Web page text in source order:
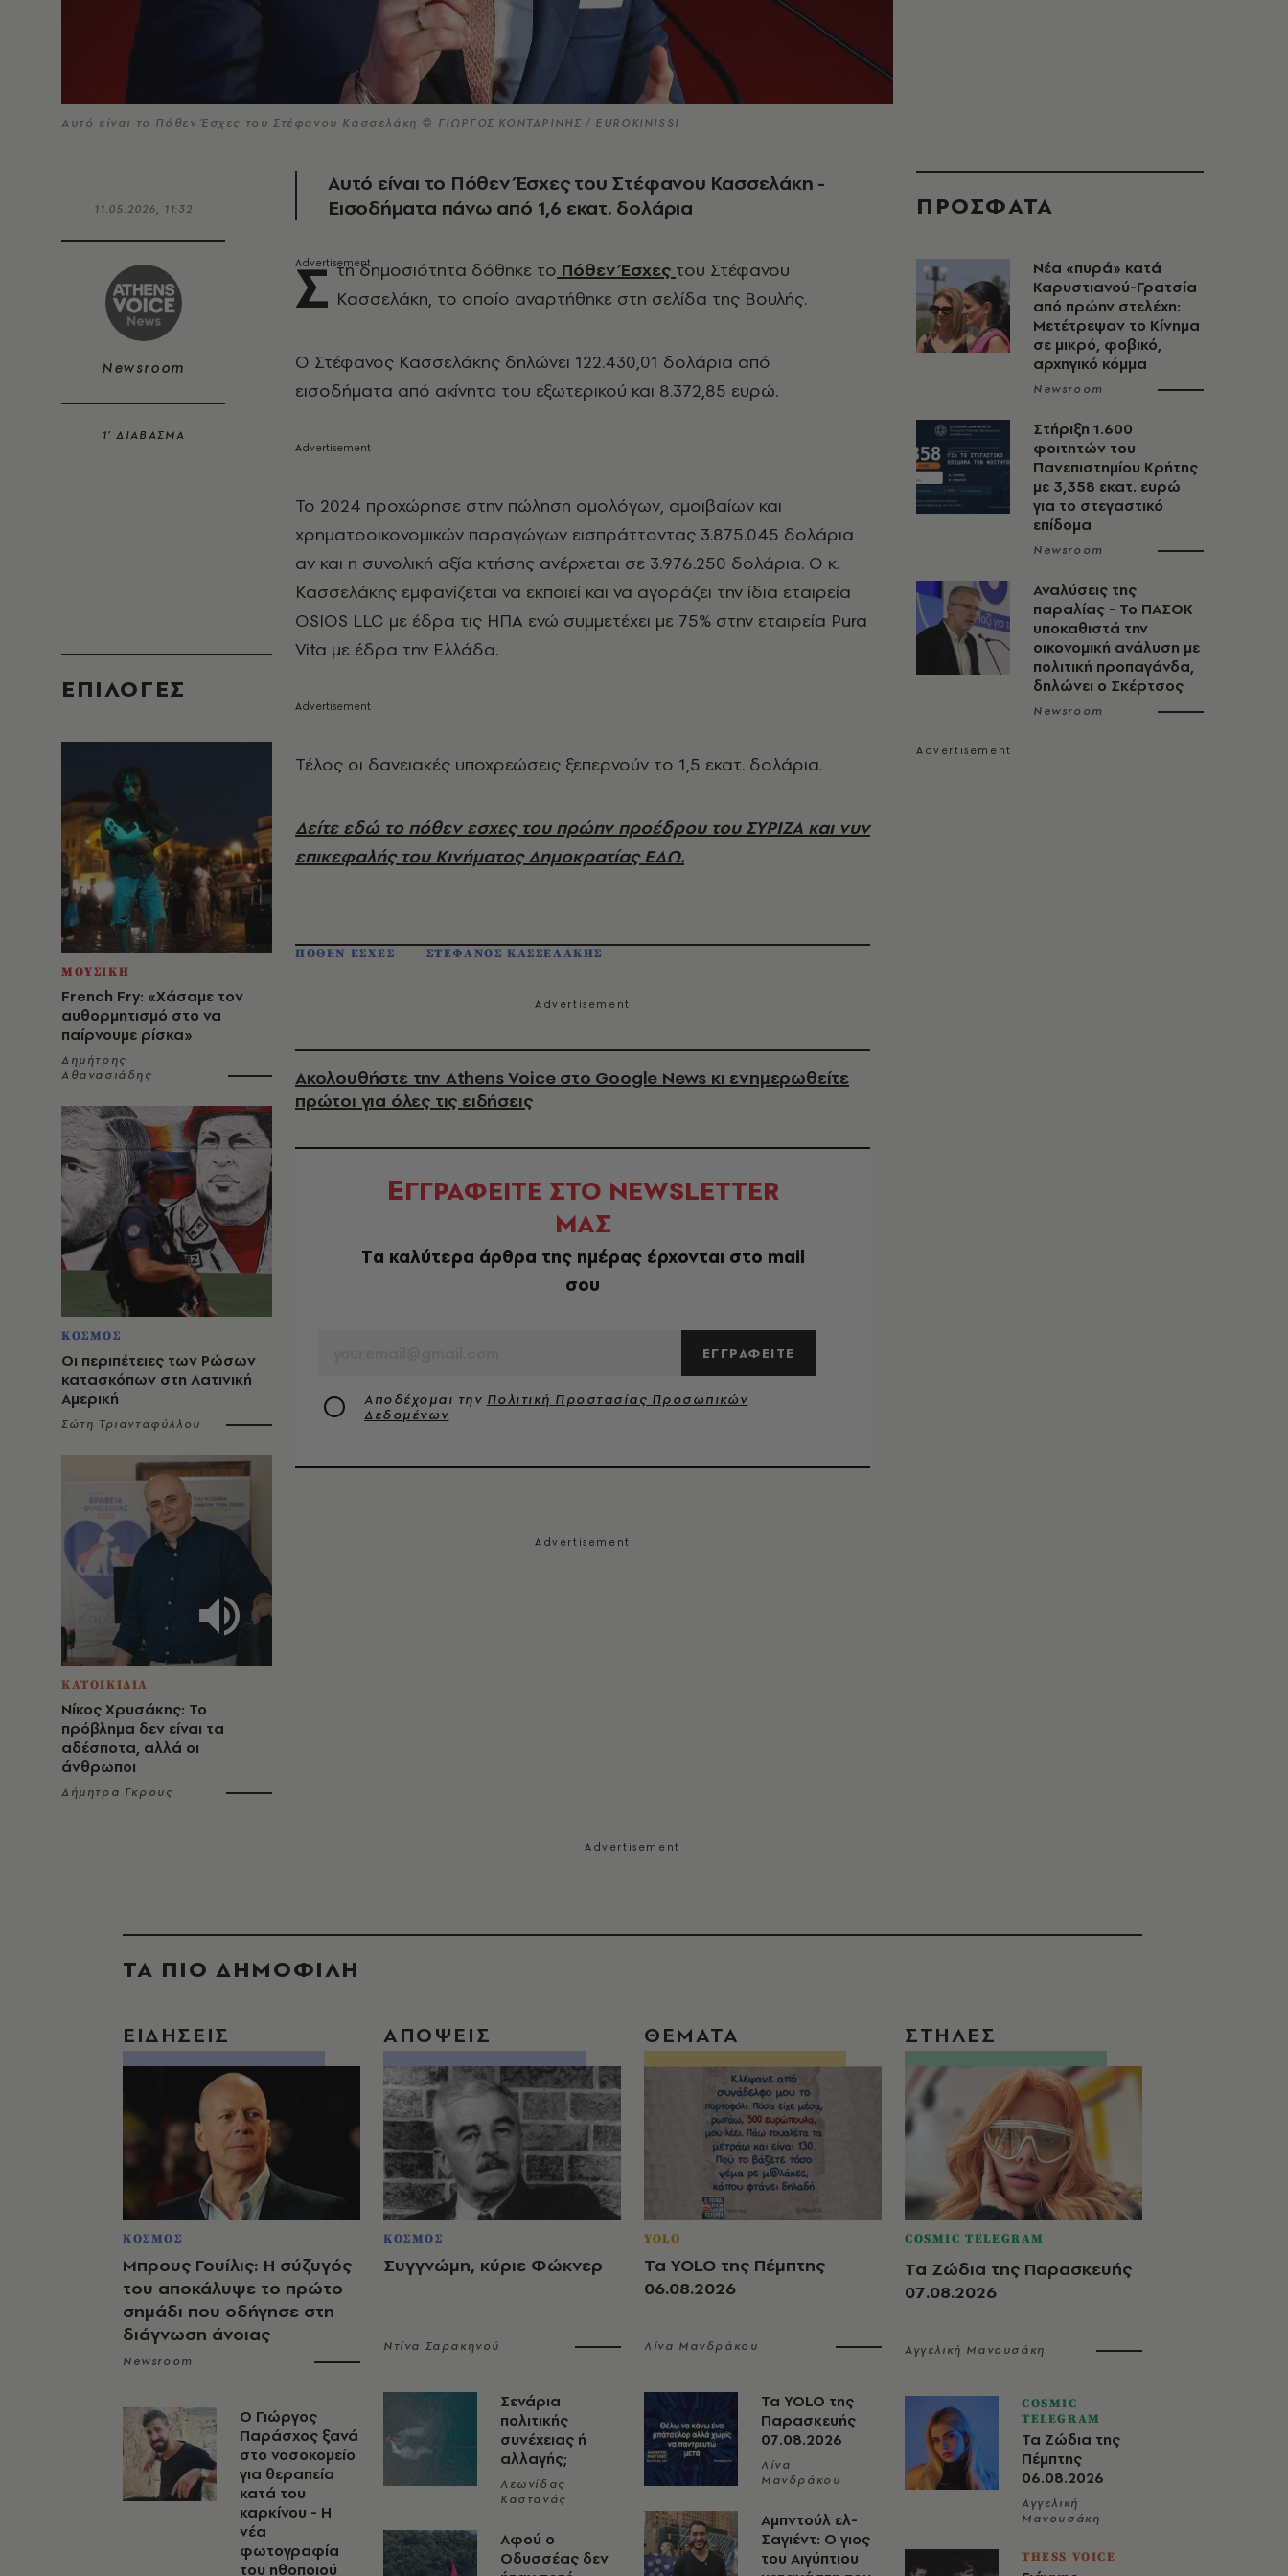
Αυτό είναι το Πόθεν Έσχες του Στέφανου Κασσελάκη © ΓΙΩΡΓΟΣ ΚΟΝΤΑΡΙΝΗΣ / EUROKINISSI
11.05.2026, 11:32
Newsroom
1’ ΔΙΑΒΑΣΜΑ
EΠΙΛΟΓΈΣ
ΜΟΥΣΙΚΗ
French Fry: «Χάσαμε τον
αυθορμητισμό στο να
παίρνουμε ρίσκα»
Δημήτρης
Αθανασιάδης
ΚΟΣΜΟΣ
Οι περιπέτειες των Ρώσων
κατασκόπων στη Λατινική
Αμερική
Σώτη Τριανταφύλλου
ΚΑΤΟΙΚΙΔΙΑ
Νίκος Χρυσάκης: Το
πρόβλημα δεν είναι τα
αδέσποτα, αλλά οι
άνθρωποι
Δήμητρα Γκρους
Αυτό είναι το Πόθεν Έσχες του Στέφανου Κασσελάκη -
Εισοδήματα πάνω από 1,6 εκατ. δολάρια
Σ τη δημοσιότητα δόθηκε το Πόθεν Έσχες του Στέφανου
Κασσελάκη, το οποίο αναρτήθηκε στη σελίδα της Βουλής.
Ο Στέφανος Κασσελάκης δηλώνει 122.430,01 δολάρια από
εισοδήματα από ακίνητα του εξωτερικού και 8.372,85 ευρώ.
Το 2024 προχώρησε στην πώληση ομολόγων, αμοιβαίων και
χρηματοοικονομικών παραγώγων εισπράττοντας 3.875.045 δολάρια
αν και η συνολική αξία κτήσης ανέρχεται σε 3.976.250 δολάρια. Ο κ.
Κασσελάκης εμφανίζεται να εκποιεί και να αγοράζει την ίδια εταιρεία
OSIOS LLC με έδρα τις ΗΠΑ ενώ συμμετέχει με 75% στην εταιρεία Pura
Vita με έδρα την Ελλάδα.
Τέλος οι δανειακές υποχρεώσεις ξεπερνούν το 1,5 εκατ. δολάρια.
Δείτε εδώ το πόθεν εσχες του πρώην προέδρου του ΣΥΡΙΖΑ και νυν
επικεφαλής του Κινήματος Δημοκρατίας ΕΔΩ.
ΠΟΘΕΝ ΕΣΧΕΣ ΣΤΕΦΑΝΟΣ ΚΑΣΣΕΛΑΚΗΣ
Ακολουθήστε την Athens Voice στο Google News κι ενημερωθείτε
πρώτοι για όλες τις ειδήσεις
ΕΓΓΡΑΦΕΙΤΕ ΣΤΟ NEWSLETTER
ΜΑΣ
Tα καλύτερα άρθρα της ημέρας έρχονται στο mail
σου
ΕΓΓΡΑΦΕΙΤΕ
Αποδέχομαι την Πολιτική Προστασίας Προσωπικών
Δεδομένων
ΠΡΟΣΦΑΤΑ
Νέα «πυρά» κατά
Καρυστιανού-Γρατσία
από πρώην στελέχη:
Μετέτρεψαν το Κίνημα
σε μικρό, φοβικό,
αρχηγικό κόμμα
Newsroom
Στήριξη 1.600
φοιτητών του
Πανεπιστημίου Κρήτης
με 3,358 εκατ. ευρώ
για το στεγαστικό
επίδομα
Newsroom
Αναλύσεις της
παραλίας - Το ΠΑΣΟΚ
υποκαθιστά την
οικονομική ανάλυση με
πολιτική προπαγάνδα,
δηλώνει ο Σκέρτσος
Newsroom
ΤΑ ΠΙΟ ΔΗΜΟΦΙΛΗ
ΕΙΔΗΣΕΙΣ
ΚΟΣΜΟΣ
Μπρους Γουίλις: Η σύζυγός
του αποκάλυψε το πρώτο
σημάδι που οδήγησε στη
διάγνωση άνοιας
Newsroom
O Γιώργος
Παράσχος ξανά
στο νοσοκομείο
για θεραπεία
κατά του
καρκίνου - Η
νέα
φωτογραφία
του ηθοποιού
ΑΠΟΨΕΙΣ
ΚΟΣΜΟΣ
Συγγνώμη, κύριε Φώκνερ
Ντίνα Σαρακηνού
Σενάρια
πολιτικής
συνέχειας ή
αλλαγής;
Λεωνίδας
Καστανάς
Αφού ο
Οδυσσέας δεν
ΘΕΜΑΤΑ
YOLO
Τα YOLO της Πέμπτης
06.08.2026
Λίνα Μανδράκου
Τα YOLO της
Παρασκευής
07.08.2026
Λίνα
Μανδράκου
Αμπντούλ ελ-
Σαγιέντ: Ο γιος
του Αιγύπτιου
ΣΤΗΛΕΣ
COSMIC TELEGRAM
Τα Ζώδια της Παρασκευής
07.08.2026
Αγγελική Μανουσάκη
COSMIC
TELEGRAM
Τα Ζώδια της
Πέμπτης
06.08.2026
Αγγελική
Μανουσάκη
THESS VOICE